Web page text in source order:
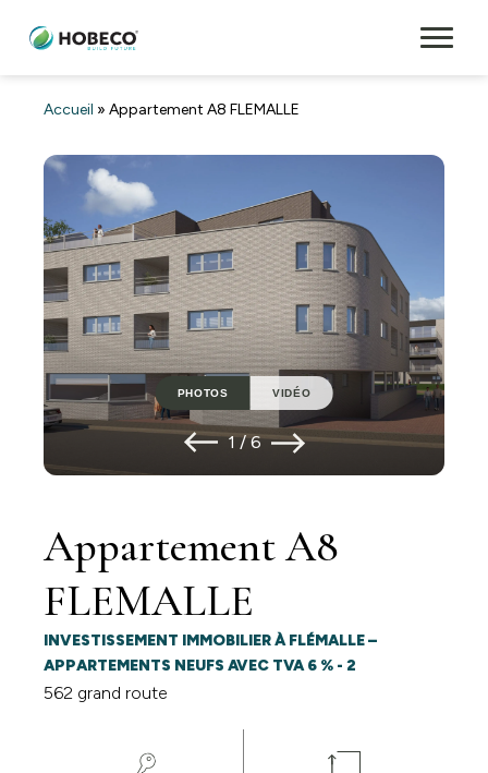
Accueil » Appartement A8 FLEMALLE
1/6
PHOTOS VIDÉO
Appartement A8
FLEMALLE
INVESTISSEMENT IMMOBILIER À FLÉMALLE –
APPARTEMENTS NEUFS AVEC TVA 6 % - 2
562 grand route